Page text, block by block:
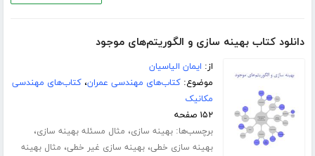
دانلود کتاب بهینه سازی و الگوریتم‌های موجود
از: ایمان الیاسیان
موضوع:کتاب‌های مهندسی عمران،کتاب‌های مهندسی
مکانیک
۱۵۲ صفحه
برچسب‌ها:بهینه سازی، مثال مسئله بهینه سازی،
بهینه سازی خطی،بهینه سازی غیر خطی، مثال بهینه